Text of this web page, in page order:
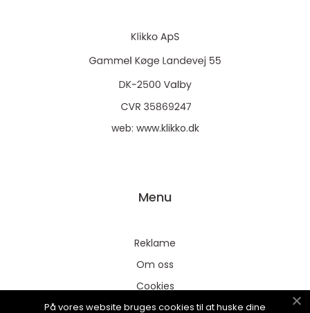
web: www.klikko.dk
Menu
Reklame
Om oss
Cookies
Kontakt Oss
På vores website bruges cookies til at huske dine